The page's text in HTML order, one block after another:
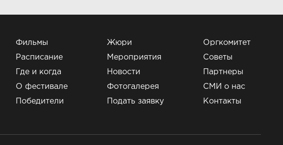
Фильмы
Расписание
Где и когда
О фестивале
Победители
Жюри
Мероприятия
Новости
Фотогалерея
Подать заявку
Оргкомитет
Советы
Партнеры
СМИ о нас
Контакты